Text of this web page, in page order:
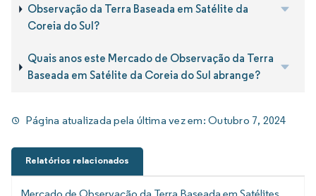
Observação da Terra Baseada em Satélite da
Coreia do Sul?
Quais anos este Mercado de Observação da Terra
Baseada em Satélite da Coreia do Sul abrange?
Página atualizada pela última vez em:Outubro 7, 2024
Relatórios relacionados
Mercado de Observação da Terra Baseada em Satélites